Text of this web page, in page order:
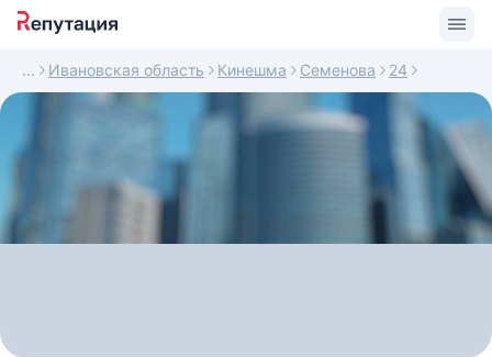
Ивановская область Кинешма Семенова 24